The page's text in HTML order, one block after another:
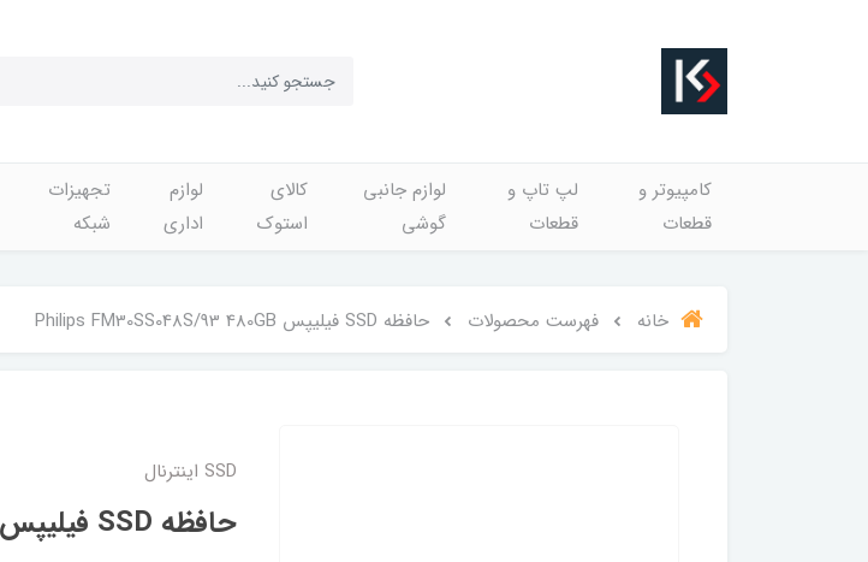
کامپیوتر و
قطعات
لپ تاپ و
قطعات
لوازم جانبی
گوشی
کالای
استوک
لوازم
اداری
تجهیزات
شبکه
خانه فهرست محصولات حافظه SSD فیلیپس Philips FM30SS048S/93 480GB
SSD اینترنال
حافظه SSD فیلیپس Philips FM30SS048S/93 480GB